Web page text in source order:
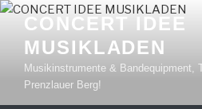
Zum
Inhalt
springen
CONCERT IDEE
MUSIKLADEN
Musikinstrumente & Bandequipment,
Prenzlauer Berg!